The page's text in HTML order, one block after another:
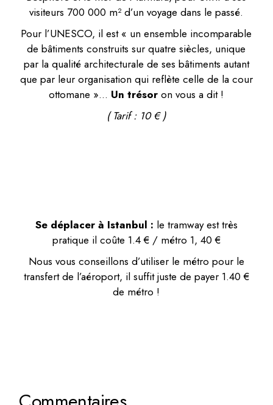
visiteurs 700 000 m² d’un voyage dans le passé.
Pour l’UNESCO, il est « un ensemble incomparable
de bâtiments construits sur quatre siècles, unique
par la qualité architecturale de ses bâtiments autant
que par leur organisation qui reflète celle de la cour
ottomane »… Un trésor on vous a dit !
( Tarif : 10 € )
Se déplacer à Istanbul : le tramway est très
pratique il coûte 1.4 € / métro 1, 40 €
Nous vous conseillons d’utiliser le métro pour le
transfert de l’aéroport, il suffit juste de payer 1.40 €
de métro !